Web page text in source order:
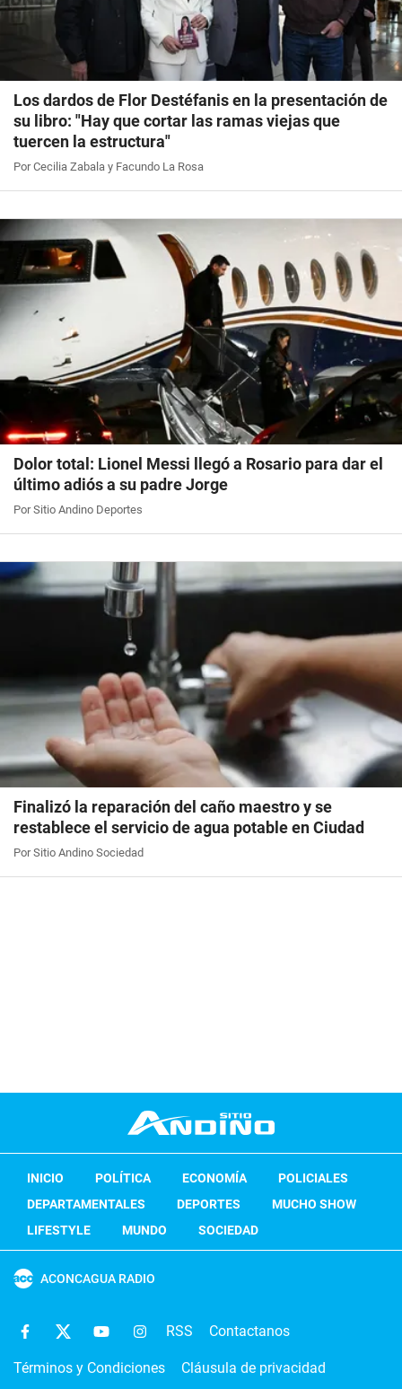
Los dardos de Flor Destéfanis en la presentación de
su libro: "Hay que cortar las ramas viejas que
tuercen la estructura"
Por Cecilia Zabala y Facundo La Rosa
Dolor total: Lionel Messi llegó a Rosario para dar el
último adiós a su padre Jorge
Por Sitio Andino Deportes
Finalizó la reparación del caño maestro y se
restablece el servicio de agua potable en Ciudad
Por Sitio Andino Sociedad
INICIO POLÍTICA ECONOMÍA
POLICIALES
DEPARTAMENTALES
DEPORTES
MUCHO SHOW
LIFESTYLE
MUNDO SOCIEDAD
ACONCAGUA RADIO
RSS Contactanos
Términos y Condiciones Cláusula de privacidad